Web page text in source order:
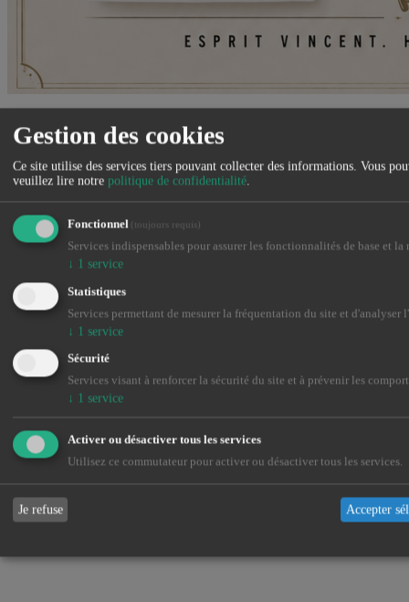
Made in France
Fermer
Gestion des cookies
Ce site utilise des services tiers pouvant collecter des informations. Vous
veuillez lire notre politique de confidentialité.
Fonctionnel (toujours requis)
Services indispensables pour assurer les fonctionnalités de base et
↓ 1 service
Statistiques
Services permettant de mesurer la fréquentation du site et
↓ 1 service
Sécurité
Services visant à renforcer la sécurité du site et à prévenir les
↓ 1 service
Activer ou désactiver tous les services
Utilisez ce commutateur pour activer ou désactiver tous les services.
Je refuse Accepter